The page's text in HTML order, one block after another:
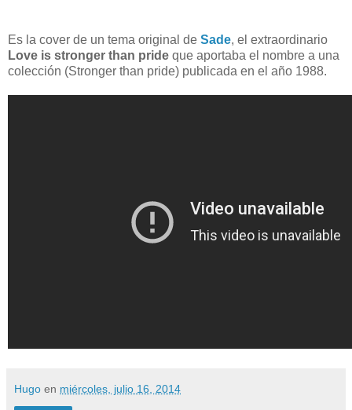
Es la cover de un tema original de Sade, el extraordinario
Love is stronger than pride que aportaba el nombre a una
colección (Stronger than pride) publicada en el año 1988.
Hugo en miércoles, julio 16, 2014